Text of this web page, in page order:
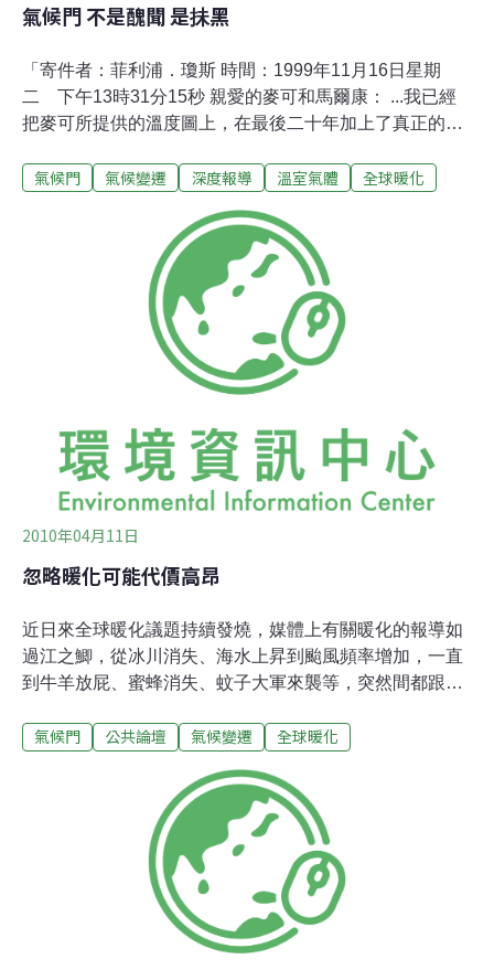
氣候門 不是醜聞 是抺黑
「寄件者：菲利浦．瓊斯 時間：1999年11月16日星期
二 下午13時31分15秒 親愛的麥可和馬爾康： ...我已經
把麥可所提供的溫度圖上，在最後二十年加上了真正的溫
了調整，修正了溫度下降的趨勢。 祝好 菲利
」這封1999年寄出的電子郵件(*1)，加上其他過去13
年來，大約一千多封氣候專家彼此的通信內容，在2009年
被電腦駭客由英國東安格利亞大學(UEA)氣候研究中心
(CRU)伺服器內盜出，並廣寄給媒體及公佈在網路上。這
些被精心挑選出的郵件，大多都是由檯面上知名的氣候科
學家所撰寫，然而信件內容要不就是有發信者對目前的暖
化數據不具信心，或顯示有學者企圖利用學術門閥力量，
懷疑論者(Climate Sceptics)大肆炒作，
氣候門 氣候變遷 深度報導 溫室氣體 全球暖化
2010年04月11日
忽略暖化可能代價高昂
近日來全球暖化議題持續發燒，媒體上有關暖化的報導如
過江之鯽，從冰川消失、海水上昇到颱風頻率增加，一直
到牛羊放屁、蜜蜂消失、蚊子大軍來襲等，突然間都跟全
題琅琅上口。前陣子科學界發生了氣候門醜聞事件，懷疑
感到困惑，也開始動搖自己對於全球暖化為科學事實的信
人為的全球暖化有沒有定見？為了回答這個問題，美國伊
利諾大學芝加哥分校(University of Illinois - Chicago)的
Peter Doran教授，曾對3,146個地球科學家作了問卷調
查，其中，有82%的人認為人類活動是造成全球氣候改變
的主要原因，如果把範圍縮小到專門研究氣候學的專家，
氣候門 公共論壇 氣候變遷 全球暖化